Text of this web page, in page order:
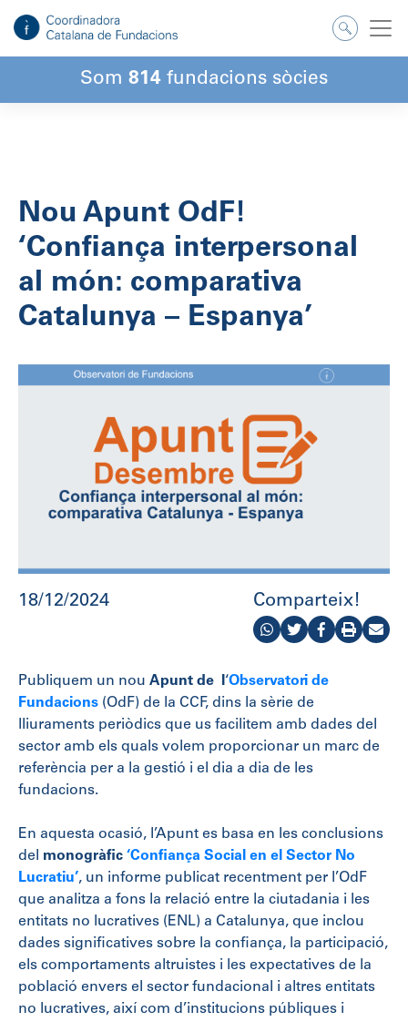
contingut
Som 814 fundacions sòcies
Nou Apunt OdF!
‘Confiança interpersonal
al món: comparativa
Catalunya – Espanya’
18/12/2024 Comparteix!
Publiquem un nou Apunt de l ‘Observatori de
Fundacions (OdF) de la CCF, dins la sèrie de
lliuraments periòdics que us facilitem amb dades del
sector amb els quals volem proporcionar un marc de
referència per a la gestió i el dia a dia de les
fundacions.
En aquesta ocasió, l’Apunt es basa en les conclusions
del monogràfic ‘Confiança Social en el Sector No
Lucratiu’, un informe publicat recentment per l’OdF
que analitza a fons la relació entre la ciutadania i les
entitats no lucratives (ENL) a Catalunya, que inclou
dades significatives sobre la confiança, la participació,
els comportaments altruistes i les expectatives de la
població envers el sector fundacional i altres entitats
no lucratives, així com d’institucions públiques i